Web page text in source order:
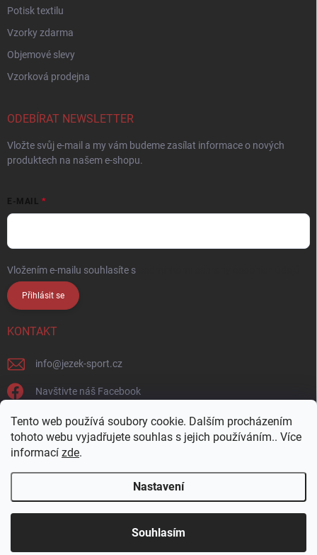
Tento web používá soubory cookie. Dalším procházením
tohoto webu vyjadřujete souhlas s jejich používáním.. Více
informací zde.
Nastavení
Souhlasím
Přijďte si vybrat osobně! Široká nabídka materiálů a
Potisk textilu
Vzorky zdarma
Objemové slevy
Vzorková prodejna
ODEBÍRAT NEWSLETTER
Vložte svůj e-mail a my vám budeme zasílat informace o nových
produktech na našem e-shopu.
E-MAIL
Vložením e-mailu souhlasíte s
Přihlásit se
KONTAKT
info@jezek-sport.cz
Navštivte náš Facebook
jezek_sport_np/
Copyright 2026Ježek sport s.r.o.. Všechna práva vyhrazena.Upravit
nastavení cookies